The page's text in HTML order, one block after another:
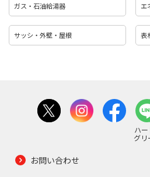
ガス・石油給湯器 エ
サッシ・外壁・屋根 表
ハ
グリ
お問い合わせ